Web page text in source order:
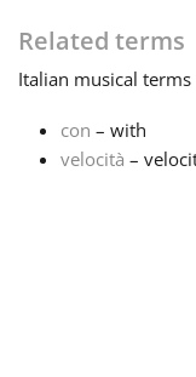
English
Español
Related terms
Italian musical
con – with
velocità –